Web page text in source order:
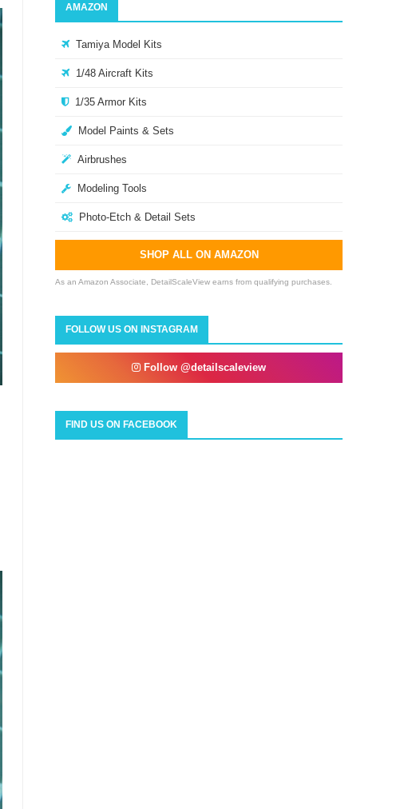
AMAZON
Tamiya Model Kits
1/48 Aircraft Kits
1/35 Armor Kits
Model Paints & Sets
Airbrushes
Modeling Tools
Photo-Etch & Detail Sets
SHOP ALL ON AMAZON
As an Amazon Associate, DetailScaleView earns from qualifying purchases.
FOLLOW US ON INSTAGRAM
Follow @detailscaleview
FIND US ON FACEBOOK